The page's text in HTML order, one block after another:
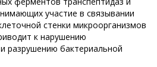
участие в связывании
стенки микроорганизмов
к нарушению
разрушению бактериальной